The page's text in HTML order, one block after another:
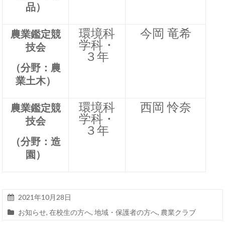
品）
農業鑑定競
技会
（分野：農
業土木）
環境科
学科・
３年
今岡 竜希
農業鑑定競
技会
（分野：造
園）
環境科
学科・
３年
西岡 怜奈
2021年10月28日
お知らせ,在校生の方へ,地域・保護者の方へ, 農業クラブ